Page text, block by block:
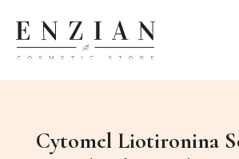
Cytomel Liotironina